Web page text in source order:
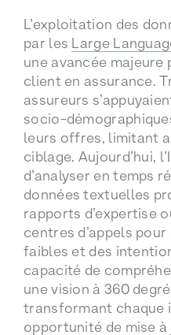
L’exploitation des
par les Large
une avancée
client en assurance.
assureurs
socio-
leurs offres, limitant
ciblage. Aujourd’hui,
d’analyser en temps
données textuelles
rapports d’expertise
centres d’appels
faibles et des
capacité de
une vision à 360
transformant chaque
opportunité de mise